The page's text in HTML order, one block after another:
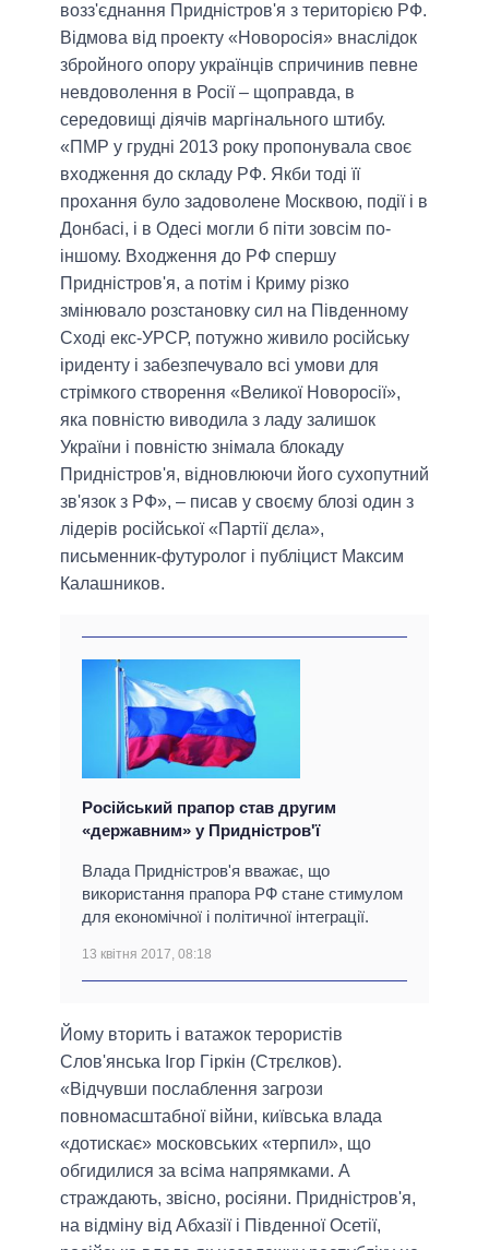
возз'єднання Придністров'я з територією РФ.
Відмова від проекту «Новоросія» внаслідок
збройного опору українців спричинив певне
невдоволення в Росії – щоправда, в
середовищі діячів маргінального штибу.
«ПМР у грудні 2013 року пропонувала своє
входження до складу РФ. Якби тоді її
прохання було задоволене Москвою, події і в
Донбасі, і в Одесі могли б піти зовсім по-
іншому. Входження до РФ спершу
Придністров'я, а потім і Криму різко
змінювало розстановку сил на Південному
Сході екс-УРСР, потужно живило російську
іриденту і забезпечувало всі умови для
стрімкого створення «Великої Новоросії»,
яка повністю виводила з ладу залишок
України і повністю знімала блокаду
Придністров'я, відновлюючи його сухопутний
зв'язок з РФ», – писав у своєму блозі один з
лідерів російської «Партії дєла»,
письменник-футуролог і публіцист Максим
Калашников.
Російський прапор став другим
«державним» у Придністров'ї
Влада Придністров'я вважає, що
використання прапора РФ стане стимулом
для економічної і політичної інтеграції.
13 квітня 2017, 08:18
Йому вторить і ватажок терористів
Слов'янська Ігор Гіркін (Стрєлков).
«Відчувши послаблення загрози
повномасштабної війни, київська влада
«дотискає» московських «терпил», що
обгидилися за всіма напрямками. А
страждають, звісно, росіяни. Придністров'я,
на відміну від Абхазії і Південної Осетії,